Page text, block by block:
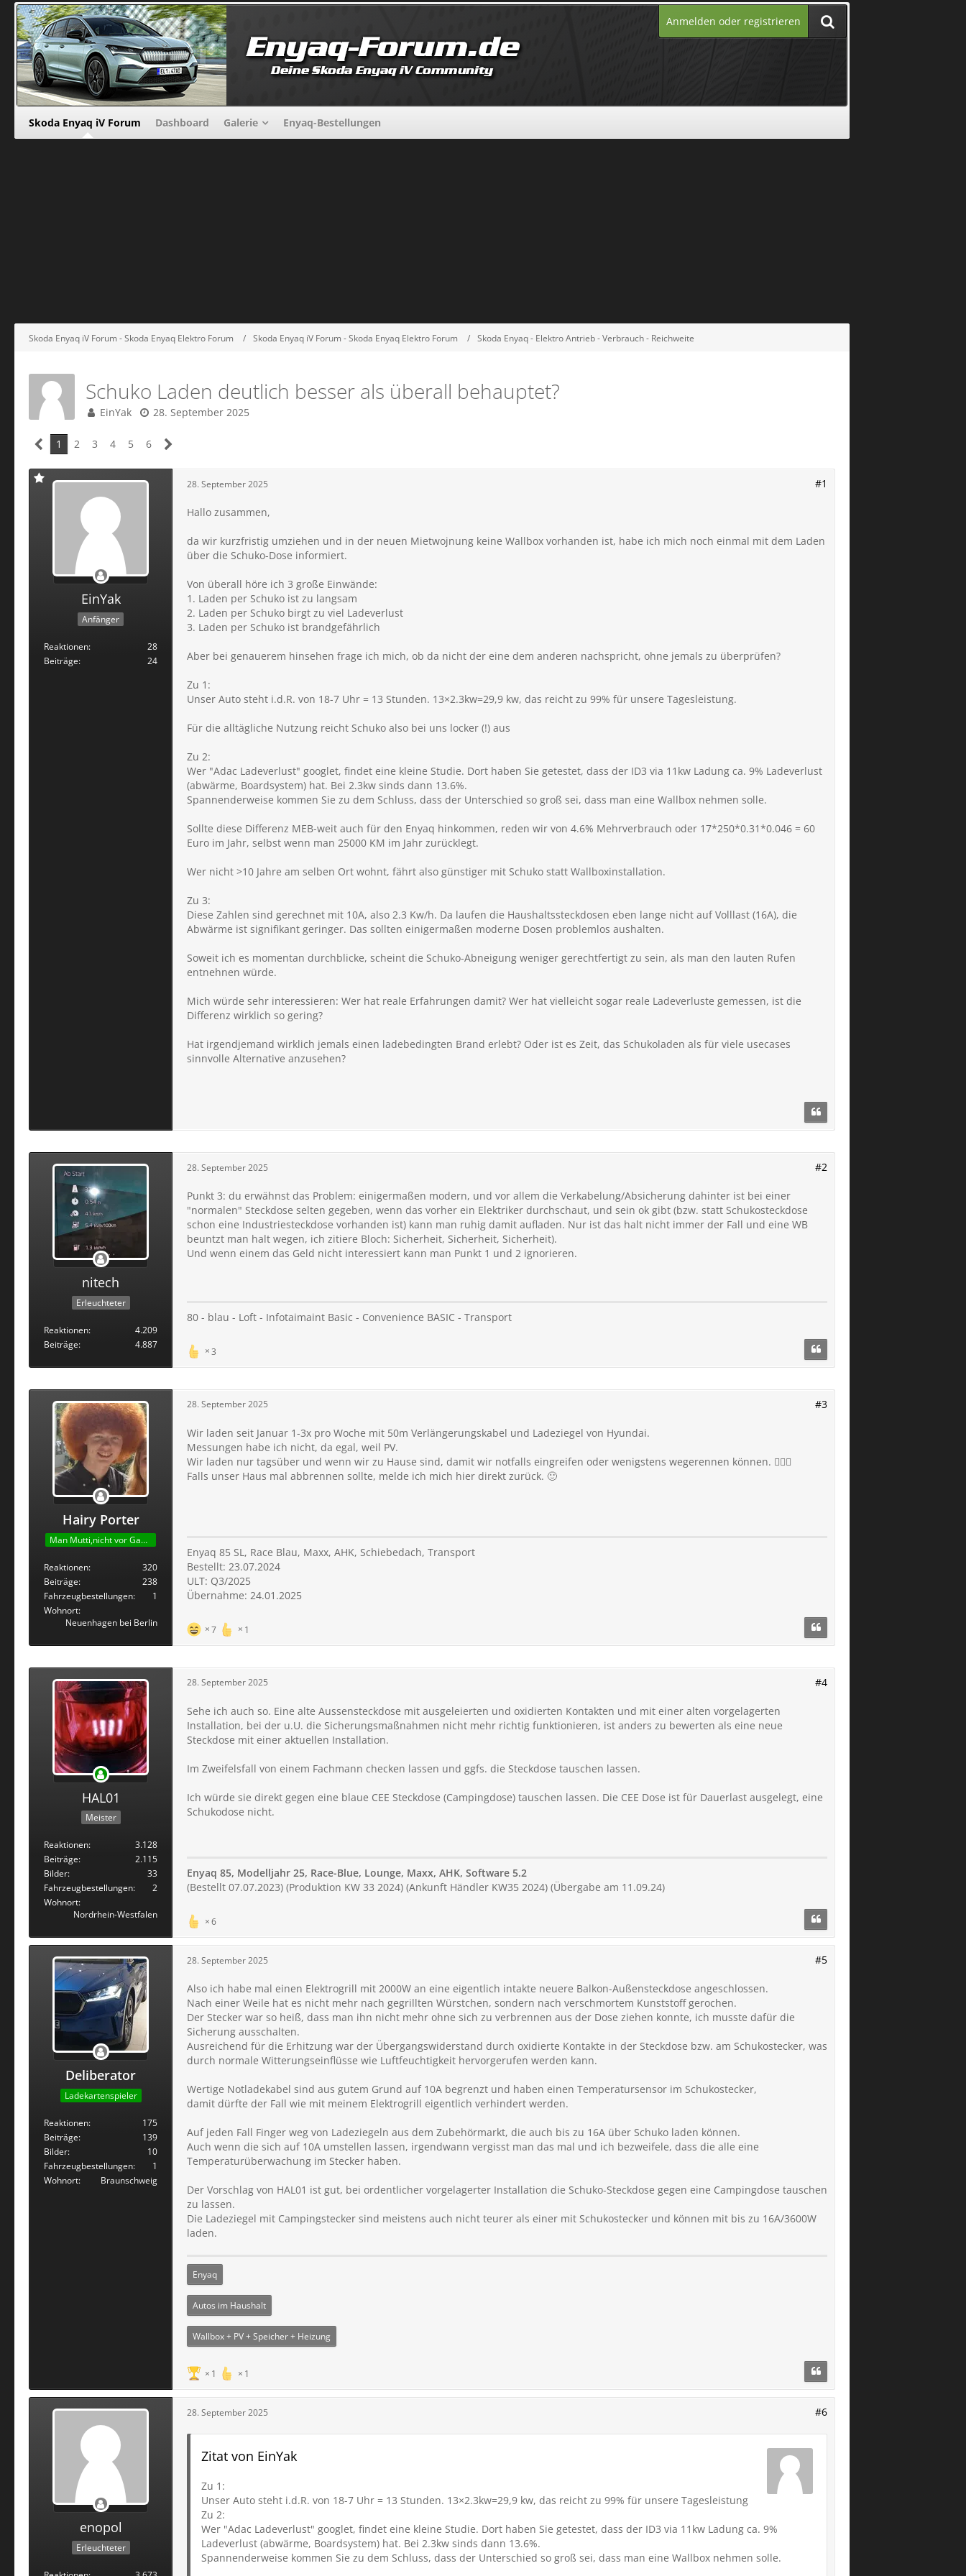
Anmelden oder registrieren
Skoda Enyaq iV Forum Dashboard Galerie Enyaq-Bestellungen
Skoda Enyaq iV Forum - Skoda Enyaq Elektro Forum Skoda Enyaq iV Forum - Skoda Enyaq Elektro Forum Skoda Enyaq - Elektro Antrieb - Verbrauch - Reichweite
Schuko Laden deutlich besser als überall behauptet?
EinYak 28. September 2025
1 2 3 4 5 6
EinYak
Anfänger
Reaktionen
28
Beiträge
24
28. September 2025 #1
Hallo zusammen,
da wir kurzfristig umziehen und in der neuen Mietwojnung keine Wallbox vorhanden ist, habe ich mich noch einmal mit dem Laden
über die Schuko-Dose informiert.
Von überall höre ich 3 große Einwände:
1. Laden per Schuko ist zu langsam
2. Laden per Schuko birgt zu viel Ladeverlust
3. Laden per Schuko ist brandgefährlich
Aber bei genauerem hinsehen frage ich mich, ob da nicht der eine dem anderen nachspricht, ohne jemals zu überprüfen?
Zu 1:
Unser Auto steht i.d.R. von 18-7 Uhr = 13 Stunden. 13×2.3kw=29,9 kw, das reicht zu 99% für unsere Tagesleistung.
Für die alltägliche Nutzung reicht Schuko also bei uns locker (!) aus
Zu 2:
Wer "Adac Ladeverlust" googlet, findet eine kleine Studie. Dort haben Sie getestet, dass der ID3 via 11kw Ladung ca. 9% Ladeverlust
(abwärme, Boardsystem) hat. Bei 2.3kw sinds dann 13.6%.
Spannenderweise kommen Sie zu dem Schluss, dass der Unterschied so groß sei, dass man eine Wallbox nehmen solle.
Sollte diese Differenz MEB-weit auch für den Enyaq hinkommen, reden wir von 4.6% Mehrverbrauch oder 17*250*0.31*0.046 = 60
Euro im Jahr, selbst wenn man 25000 KM im Jahr zurücklegt.
Wer nicht >10 Jahre am selben Ort wohnt, fährt also günstiger mit Schuko statt Wallboxinstallation.
Zu 3:
Diese Zahlen sind gerechnet mit 10A, also 2.3 Kw/h. Da laufen die Haushaltssteckdosen eben lange nicht auf Volllast (16A), die
Abwärme ist signifikant geringer. Das sollten einigermaßen moderne Dosen problemlos aushalten.
Soweit ich es momentan durchblicke, scheint die Schuko-Abneigung weniger gerechtfertigt zu sein, als man den lauten Rufen
entnehnen würde.
Mich würde sehr interessieren: Wer hat reale Erfahrungen damit? Wer hat vielleicht sogar reale Ladeverluste gemessen, ist die
Differenz wirklich so gering?
Hat irgendjemand wirklich jemals einen ladebedingten Brand erlebt? Oder ist es Zeit, das Schukoladen als für viele usecases
sinnvolle Alternative anzusehen?
nitech
Erleuchteter
Reaktionen
4.209
Beiträge
4.887
28. September 2025 #2
Punkt 3: du erwähnst das Problem: einigermaßen modern, und vor allem die Verkabelung/Absicherung dahinter ist bei einer
"normalen" Steckdose selten gegeben, wenn das vorher ein Elektriker durchschaut, und sein ok gibt (bzw. statt Schukosteckdose
schon eine Industriesteckdose vorhanden ist) kann man ruhig damit aufladen. Nur ist das halt nicht immer der Fall und eine WB
beuntzt man halt wegen, ich zitiere Bloch: Sicherheit, Sicherheit, Sicherheit).
Und wenn einem das Geld nicht interessiert kann man Punkt 1 und 2 ignorieren.
80 - blau - Loft - Infotaimaint Basic - Convenience BASIC - Transport
3
Hairy Porter
Man Mutti,nicht vor Gang!
Reaktionen
320
Beiträge
238
Fahrzeugbestellungen
1
Wohnort
Neuenhagen bei Berlin
28. September 2025 #3
Wir laden seit Januar 1-3x pro Woche mit 50m Verlängerungskabel und Ladeziegel von Hyundai.
Messungen habe ich nicht, da egal, weil PV.
Wir laden nur tagsüber und wenn wir zu Hause sind, damit wir notfalls eingreifen oder wenigstens wegerennen können. 🤷🏻‍♂️
Falls unser Haus mal abbrennen sollte, melde ich mich hier direkt zurück. 🙂
Enyaq 85 SL, Race Blau, Maxx, AHK, Schiebedach, Transport
Bestellt: 23.07.2024
ULT: Q3/2025
Übernahme: 24.01.2025
7 1
HAL01
Meister
Reaktionen
3.128
Beiträge
2.115
Bilder
33
Fahrzeugbestellungen
2
Wohnort
Nordrhein-Westfalen
28. September 2025 #4
Sehe ich auch so. Eine alte Aussensteckdose mit ausgeleierten und oxidierten Kontakten und mit einer alten vorgelagerten
Installation, bei der u.U. die Sicherungsmaßnahmen nicht mehr richtig funktionieren, ist anders zu bewerten als eine neue
Steckdose mit einer aktuellen Installation.
Im Zweifelsfall von einem Fachmann checken lassen und ggfs. die Steckdose tauschen lassen.
Ich würde sie direkt gegen eine blaue CEE Steckdose (Campingdose) tauschen lassen. Die CEE Dose ist für Dauerlast ausgelegt, eine
Schukodose nicht.
Enyaq 85, Modelljahr 25, Race-Blue, Lounge, Maxx, AHK, Software 5.2
(Bestellt 07.07.2023) (Produktion KW 33 2024) (Ankunft Händler KW35 2024) (Übergabe am 11.09.24)
6
Deliberator
Ladekartenspieler
Reaktionen
175
Beiträge
139
Bilder
10
Fahrzeugbestellungen
1
Wohnort
Braunschweig
28. September 2025 #5
Also ich habe mal einen Elektrogrill mit 2000W an eine eigentlich intakte neuere Balkon-Außensteckdose angeschlossen.
Nach einer Weile hat es nicht mehr nach gegrillten Würstchen, sondern nach verschmortem Kunststoff gerochen.
Der Stecker war so heiß, dass man ihn nicht mehr ohne sich zu verbrennen aus der Dose ziehen konnte, ich musste dafür die
Sicherung ausschalten.
Ausreichend für die Erhitzung war der Übergangswiderstand durch oxidierte Kontakte in der Steckdose bzw. am Schukostecker, was
durch normale Witterungseinflüsse wie Luftfeuchtigkeit hervorgerufen werden kann.
Wertige Notladekabel sind aus gutem Grund auf 10A begrenzt und haben einen Temperatursensor im Schukostecker,
damit dürfte der Fall wie mit meinem Elektrogrill eigentlich verhindert werden.
Auf jeden Fall Finger weg von Ladeziegeln aus dem Zubehörmarkt, die auch bis zu 16A über Schuko laden können.
Auch wenn die sich auf 10A umstellen lassen, irgendwann vergisst man das mal und ich bezweifele, dass die alle eine
Temperaturüberwachung im Stecker haben.
Der Vorschlag von HAL01 ist gut, bei ordentlicher vorgelagerter Installation die Schuko-Steckdose gegen eine Campingdose tauschen
zu lassen.
Die Ladeziegel mit Campingstecker sind meistens auch nicht teurer als einer mit Schukostecker und können mit bis zu 16A/3600W
laden.
Enyaq
Autos im Haushalt
Wallbox + PV + Speicher + Heizung
1 1
enopol
Erleuchteter
28. September 2025 #6
Zitat von EinYak
Zu 1:
Unser Auto steht i.d.R. von 18-7 Uhr = 13 Stunden. 13×2.3kw=29,9 kw, das reicht zu 99% für unsere Tagesleistung
Zu 2:
Wer "Adac Ladeverlust" googlet, findet eine kleine Studie. Dort haben Sie getestet, dass der ID3 via 11kw Ladung ca. 9%
Ladeverlust (abwärme, Boardsystem) hat. Bei 2.3kw sinds dann 13.6%.
Spannenderweise kommen Sie zu dem Schluss, dass der Unterschied so groß sei, dass man eine Wallbox nehmen solle.